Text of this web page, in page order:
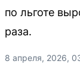
по льготе
раза.
8 апреля, 2026,